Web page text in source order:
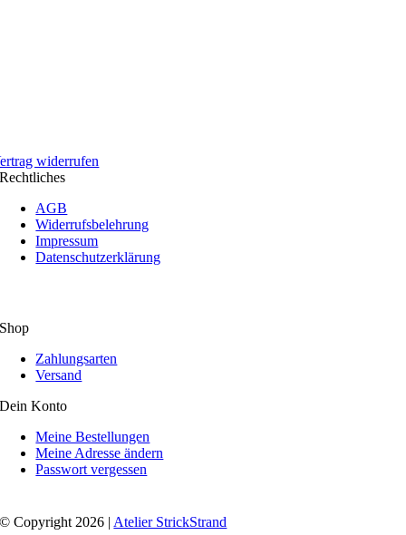
widerrufen
Rechtliches
AGB
Widerrufsbelehrung
Impressum
Datenschutzerklärung
Shop
Zahlungsarten
Versand
Dein Konto
Meine Bestellungen
Meine Adresse ändern
Passwort vergessen
© Copyright 2026 | Atelier StrickStrand